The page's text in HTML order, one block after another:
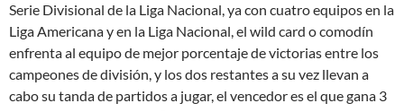
Serie Divisional de la Liga Nacional, ya con cuatro equipos en la
Liga Americana y en la Liga Nacional, el wild card o comodín
enfrenta al equipo de mejor porcentaje de victorias entre los
campeones de división, y los dos restantes a su vez llevan a
cabo su tanda de partidos a jugar, el vencedor es el que gana 3